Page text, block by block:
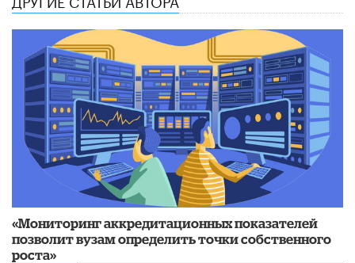
«Мониторинг аккредитационных показателей
позволит вузам определить точки собственного
роста»